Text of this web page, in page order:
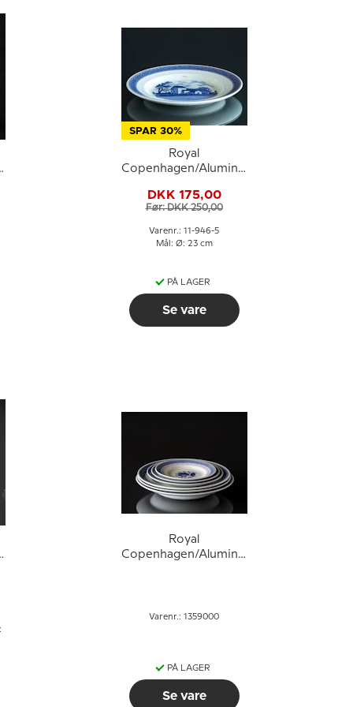
SPAR 30%
Royal
Copenhagen/Aluminia
tallerken 23cm nr.
11/946 motiv: Læborg
Kirke
DKK 175,00
Før: DKK 250,00
Varenr.: 11-946-5
Mål: Ø: 23 cm
PÅ LAGER
Se vare
Royal
Copenhagen/Aluminia
Varenr.: 1359000
PÅ LAGER
Se vare